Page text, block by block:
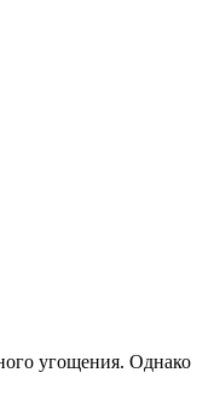
угощения. Однако